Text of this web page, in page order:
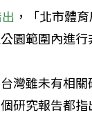
，「北市體
園範圍內進行
灣雖未有相
研究報告都